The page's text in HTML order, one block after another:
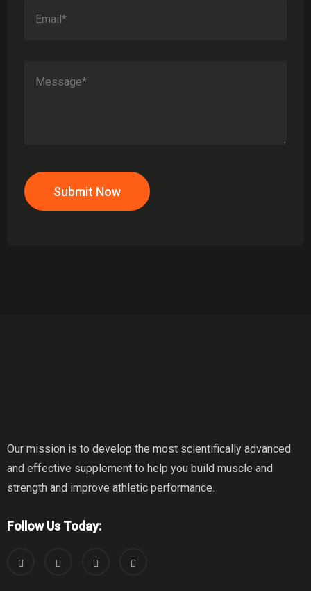
Submit Now
Our mission is to develop the most scientifically advanced
and effective supplement to help you build muscle and
strength and improve athletic performance.
Follow Us Today: